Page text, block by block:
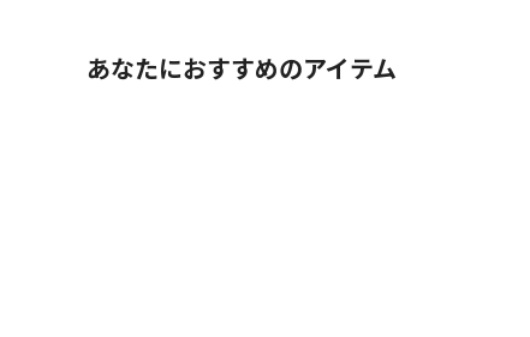
あなたにおすすめのアイテム